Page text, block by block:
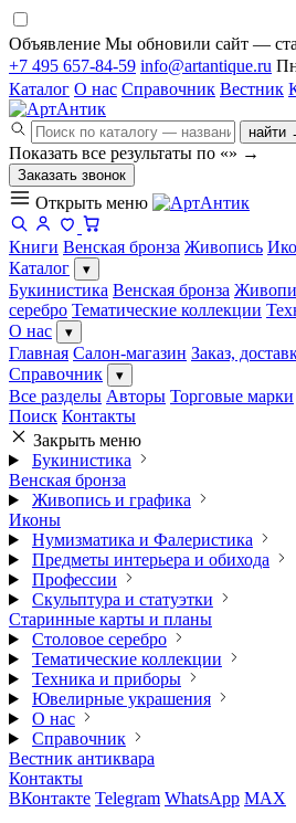
Объявление Мы обновили сайт —
+7 495 657-84-59 info@artantique.ru
Каталог О нас Справочник Вестник
найти
Показать все результаты по «» →
Заказать звонок
Открыть меню
Книги Венская бронза Живопись
Каталог
▾
Букинистика Венская бронза
серебро Тематические коллекции
О нас
▾
Главная Салон-магазин Заказ,
Справочник
▾
Все разделы Авторы Торговые марки
Поиск Контакты
Закрыть меню
Букинистика
Венская бронза
Живопись и графика
Иконы
Нумизматика и Фалеристика
Предметы интерьера и обихода
Профессии
Скульптура и статуэтки
Старинные карты и планы
Столовое серебро
Тематические коллекции
Техника и приборы
Ювелирные украшения
О нас
Справочник
Вестник антиквара
Контакты
ВКонтакте Telegram WhatsApp MAX